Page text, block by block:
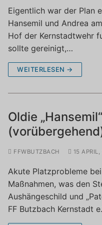
Eigentlich war der Plan
Hansemil und Andrea
Hof der Kernstadtwehr
sollte gereinigt,…
WEITERLESEN →
Oldie
FFWBUTZBACH 15 APRIL,
Akute Platzprobleme
Maßnahmen, was den
Aushängeschild und
FF Butzbach Kernstadt